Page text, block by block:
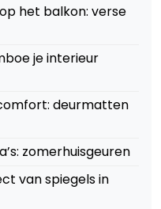
het balkon: verse
je interieur
deurmatten
zomerhuisgeuren
van spiegels in